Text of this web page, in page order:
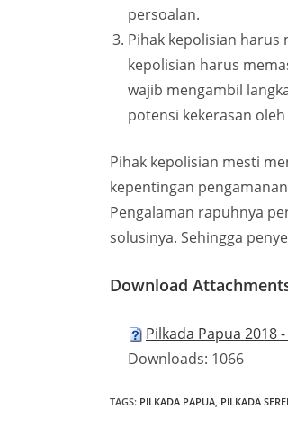
persoalan.
Pihak kepolisian
kepolisian harus
wajib mengambil
potensi kekerasan
Pihak kepolisian mesti
kepentingan
Pengalaman rapuhnya
solusinya. Sehingga
Download
Pilkada Papua 2018
Downloads: 1066
TAGS: PILKADA PAPUA PILKADA